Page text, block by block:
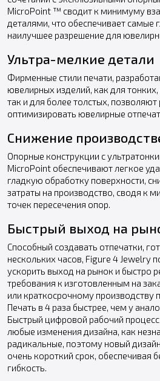
MicroPoint ™ сводит к минимуму
деталями, что обеспечивает самые
наилучшее разрешение для
Ультра-мелкие детали
Фирменные стили печати,
ювелирных изделий, как для
так и для более толстых, позволяют
оптимизировать ювелирные
Снижение
Опорные конструкции с
MicroPoint обеспечивают легкое
гладкую обработку поверхности,
затраты на производство, сводя к
точек пересечения опор.
Быстрый выход на
Способный создавать отпечатки,
нескольких часов, Figure 4 Jewelry
ускорить выход на рынок и быстро
требования к изготовленным на
или краткосрочному производству
Печать в 4 раза быстрее, чем у
Быстрый цифровой рабочий
любые изменения дизайна, как
радикальные, поэтому новый
очень короткий срок, обеспечивая
гибкость.